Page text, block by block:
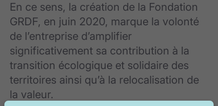
En ce sens, la création de la Fondation
GRDF, en juin 2020, marque la volonté
de l’entreprise d’amplifier
significativement sa contribution à la
transition écologique et solidaire des
territoires ainsi qu’à la relocalisation de
la valeur.